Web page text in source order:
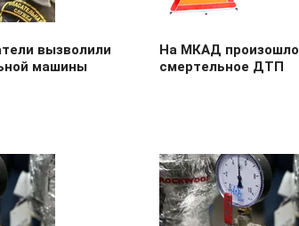
вызволили
машины
На МКАД произошло
смертельное ДТП